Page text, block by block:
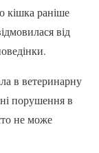
кішка раніше
від
в ветеринарну
порушення в
не може